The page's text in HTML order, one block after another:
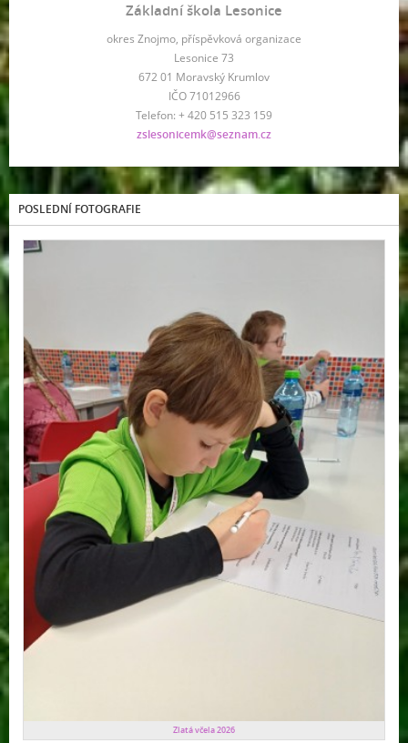
Základní škola Lesonice
okres Znojmo, příspěvková organizace
Lesonice 73
672 01 Moravský Krumlov
IČO 71012966
Telefon: + 420 515 323 159
zslesonicemk@seznam.cz
POSLEDNÍ FOTOGRAFIE
Zlatá včela 2026